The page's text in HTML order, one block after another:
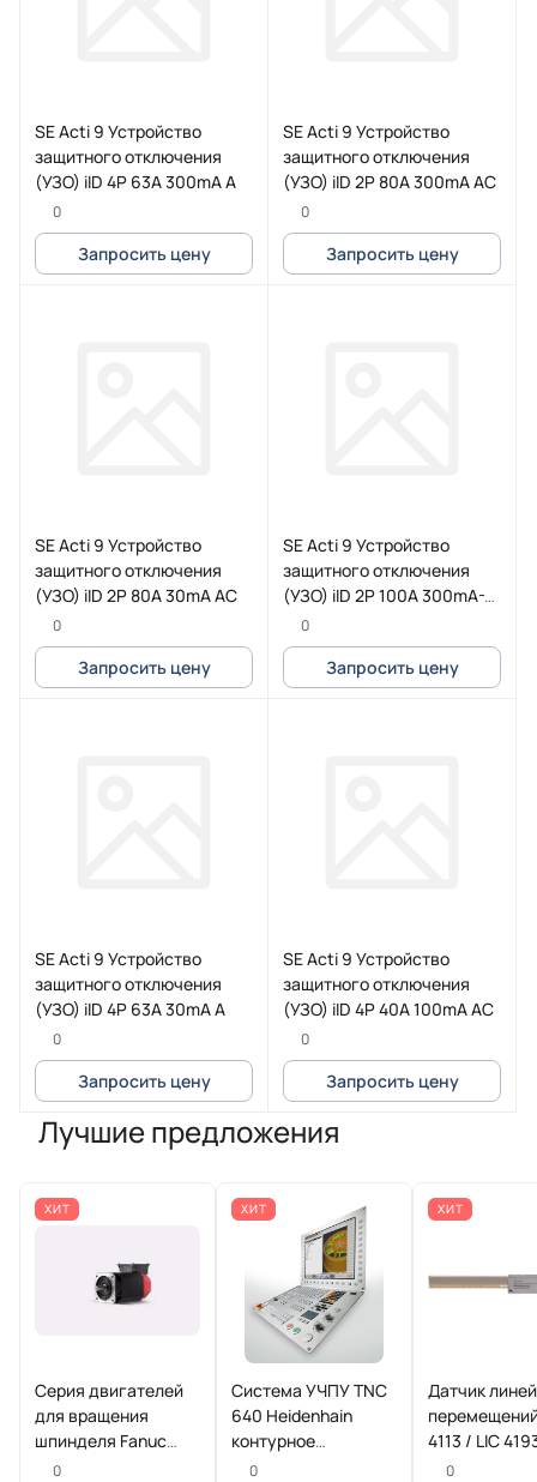
SE Acti 9 Устройство
защитного отключения
(УЗО) iID 4P 63A 300mA A
0
Запросить цену
SE Acti 9 Устройство
защитного отключения
(УЗО) iID 2P 80A 300mA AC
0
Запросить цену
SE Acti 9 Устройство
защитного отключения
(УЗО) iID 2P 80A 30mA AC
0
Запросить цену
SE Acti 9 Устройство
защитного отключения
(УЗО) iID 2P 100A 300mA-S
0
Запросить цену
SE Acti 9 Устройство
защитного отключения
(УЗО) iID 4P 63A 30mA A
0
Запросить цену
SE Acti 9 Устройство
защитного отключения
(УЗО) iID 4P 40A 100mA AC
0
Запросить цену
Лучшие предложения
ХИТ
Серия двигателей
для вращения
шпинделя Fanuc
Beta iI
0
ХИТ
Система УЧПУ TNC
640 Heidenhain
контурное
управление для
0
ХИТ
Датчик
4113 / LIC
HEIDENHAIN
0